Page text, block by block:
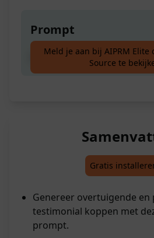
Prompt
Genereer een getuigenis
Meld je aan bij AIPRM Elite
Source te
Gratis
Genereer overtuigende en
testimonial koppen met
prompt.